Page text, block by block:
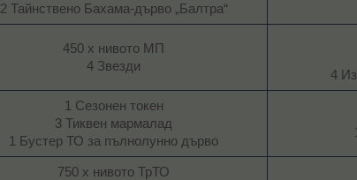
2 Тайнствено Бахама-дърво „Балтра“​
450 х нивото МП
4 Звезди​
4
1 Сезонен токен
3 Тиквен мармалад
1 Бустер ТО за пълнолунно дърво​
750 х нивото ТрТО